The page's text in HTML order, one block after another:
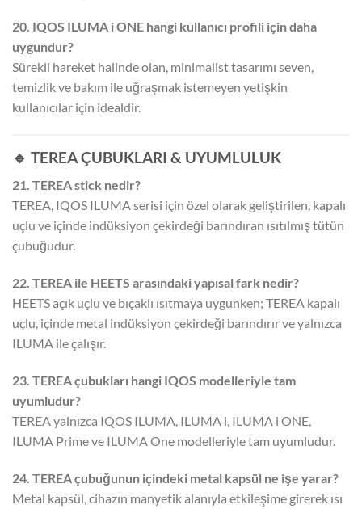
20. IQOS ILUMA i ONE hangi kullanıcı profili için daha
uygundur?
Sürekli hareket halinde olan, minimalist tasarımı seven,
temizlik ve bakım ile uğraşmak istemeyen yetişkin
kullanıcılar için idealdir.
🔹 TEREA ÇUBUKLARI & UYUMLULUK
21. TEREA stick nedir?
TEREA, IQOS ILUMA serisi için özel olarak geliştirilen, kapalı
uçlu ve içinde indüksiyon çekirdeği barındıran ısıtılmış tütün
çubuğudur.
22. TEREA ile HEETS arasındaki yapısal fark nedir?
HEETS açık uçlu ve bıçaklı ısıtmaya uygunken; TEREA kapalı
uçlu, içinde metal indüksiyon çekirdeği barındırır ve yalnızca
ILUMA ile çalışır.
23. TEREA çubukları hangi IQOS modelleriyle tam
uyumludur?
TEREA yalnızca IQOS ILUMA, ILUMA i, ILUMA i ONE,
ILUMA Prime ve ILUMA One modelleriyle tam uyumludur.
24. TEREA çubuğunun içindeki metal kapsül ne işe yarar?
Metal kapsül, cihazın manyetik alanıyla etkileşime girerek ısı